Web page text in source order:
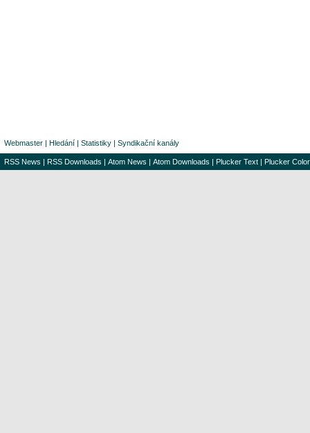
Webmaster | Hledání | Statistiky | Syndikační kanály
RSS News | RSS Downloads | Atom News | Atom Downloads | Plucker Text | Plucker Color